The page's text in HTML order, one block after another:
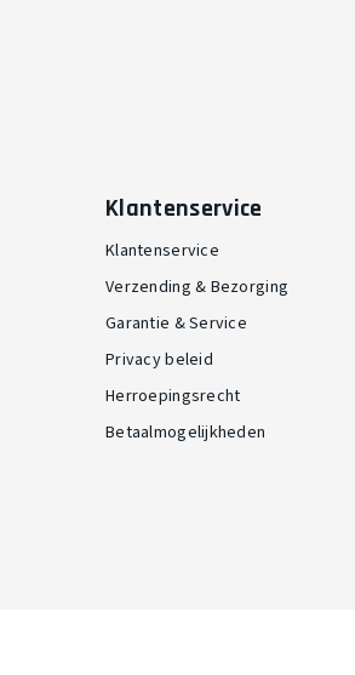
Klantenservice
Klantenservice
Verzending & Bezorging
Garantie & Service
Privacy beleid
Herroepingsrecht
Betaalmogelijkheden